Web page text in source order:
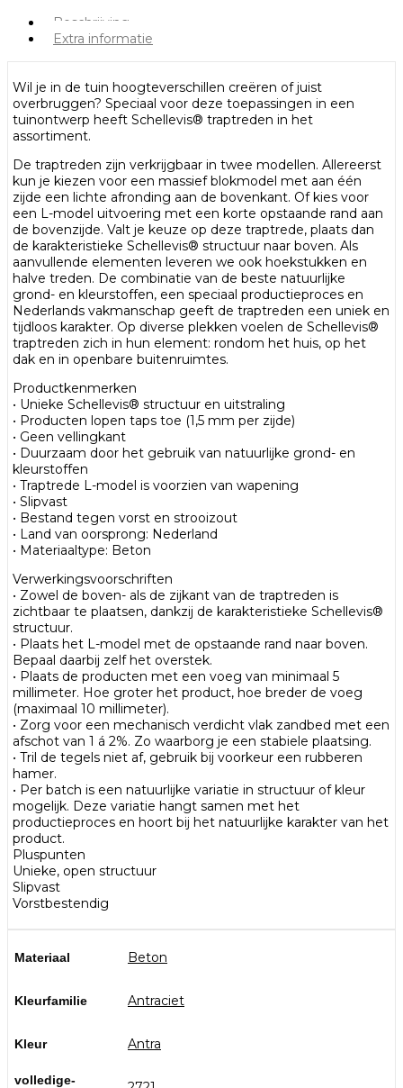
Beschrijving
Extra informatie
Wil je in de tuin hoogteverschillen creëren of juist
overbruggen? Speciaal voor deze toepassingen in een
tuinontwerp heeft Schellevis® traptreden in het
assortiment.
De traptreden zijn verkrijgbaar in twee modellen. Allereerst
kun je kiezen voor een massief blokmodel met aan één
zijde een lichte afronding aan de bovenkant. Of kies voor
een L-model uitvoering met een korte opstaande rand aan
de bovenzijde. Valt je keuze op deze traptrede, plaats dan
de karakteristieke Schellevis® structuur naar boven. Als
aanvullende elementen leveren we ook hoekstukken en
halve treden. De combinatie van de beste natuurlijke
grond- en kleurstoffen, een speciaal productieproces en
Nederlands vakmanschap geeft de traptreden een uniek en
tijdloos karakter. Op diverse plekken voelen de Schellevis®
traptreden zich in hun element: rondom het huis, op het
dak en in openbare buitenruimtes.
Productkenmerken
• Unieke Schellevis® structuur en uitstraling
• Producten lopen taps toe (1,5 mm per zijde)
• Geen vellingkant
• Duurzaam door het gebruik van natuurlijke grond- en
kleurstoffen
• Traptrede L-model is voorzien van wapening
• Slipvast
• Bestand tegen vorst en strooizout
• Land van oorsprong: Nederland
• Materiaaltype: Beton
Verwerkingsvoorschriften
• Zowel de boven- als de zijkant van de traptreden is
zichtbaar te plaatsen, dankzij de karakteristieke Schellevis®
structuur.
• Plaats het L-model met de opstaande rand naar boven.
Bepaal daarbij zelf het overstek.
• Plaats de producten met een voeg van minimaal 5
millimeter. Hoe groter het product, hoe breder de voeg
(maximaal 10 millimeter).
• Zorg voor een mechanisch verdicht vlak zandbed met een
afschot van 1 á 2%. Zo waarborg je een stabiele plaatsing.
• Tril de tegels niet af, gebruik bij voorkeur een rubberen
hamer.
• Per batch is een natuurlijke variatie in structuur of kleur
mogelijk. Deze variatie hangt samen met het
productieproces en hoort bij het natuurlijke karakter van het
product.
Pluspunten
Unieke, open structuur
Slipvast
Vorstbestendig
Materiaal Beton
Kleurfamilie Antraciet
Kleur Antra
volledige-